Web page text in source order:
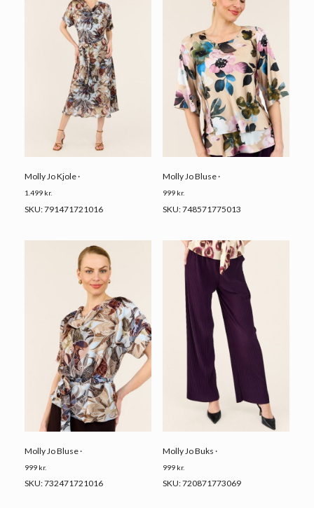
Molly Jo Kjole ·
1.499 kr.
SKU: 791471721016
Molly Jo Bluse ·
999 kr.
SKU: 748571775013
Molly Jo Bluse ·
999 kr.
SKU: 732471721016
Molly Jo Buks ·
999 kr.
SKU: 720871773069